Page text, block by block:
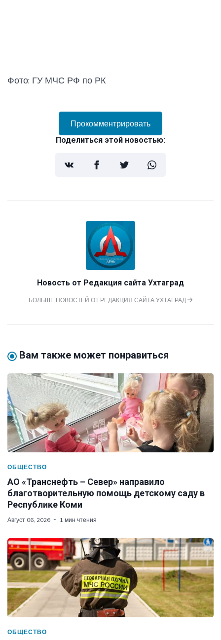
Фото: ГУ МЧС РФ по РК
Прокомментрировать
Поделиться этой новостью:
Новость от Редакция сайта Ухтаград
БОЛЬШЕ НОВОСТЕЙ ОТ РЕДАКЦИЯ САЙТА УХТАГРАД
Вам также может понравиться
ОБЩЕСТВО
АО «Транснефть – Север» направило
благотворительную помощь детскому саду в
Республике Коми
Август 06, 2026 1 мин чтения
ОБЩЕСТВО